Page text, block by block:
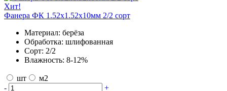
Хит!
Фанера ФК 1.52х1.52х10мм 2/2 сорт
Материал: берёза
Обработка: шлифованная
Сорт: 2/2
Влажность: 8-12%
шт
м2
-
+